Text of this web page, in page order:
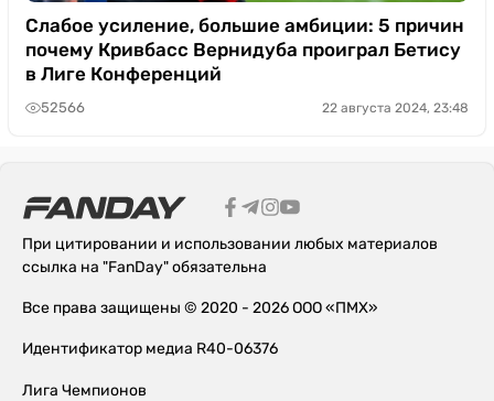
Слабое усиление, большие амбиции: 5 причин
почему Кривбасс Вернидуба проиграл Бетису
в Лиге Конференций
52566 22 августа 2024, 23:48
При цитировании и использовании любых материалов
ссылка на "FanDay" обязательна
Все права защищены © 2020 - 2026 ООО «ПМХ»
Идентификатор медиа R40-06376
Лига Чемпионов